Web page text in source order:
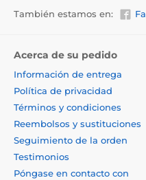
También estamos en:
Acerca de su pedido
Información de entrega
Política de privacidad
Términos y condiciones
Reembolsos y sustituciones
Seguimiento de la orden
Testimonios
Póngase en contacto con